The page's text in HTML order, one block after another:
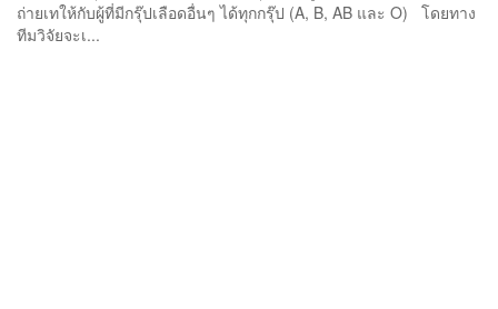
ถ่ายเทให้กับผู้ที่มีกรุ๊ปเลือดอื่นๆ ได้ทุกกรุ๊ป (A, B, AB และ O) โดยทาง
ทีมวิจัยจะเ...